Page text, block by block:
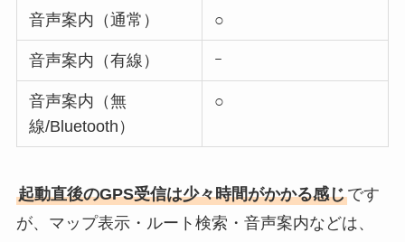
音声案内（通常） ○
音声案内（有線） ｰ
音声案内（無
線/Bluetooth）
○
起動直後のGPS受信は少々時間がかかる感じです
が、マップ表示・ルート検索・音声案内などは、